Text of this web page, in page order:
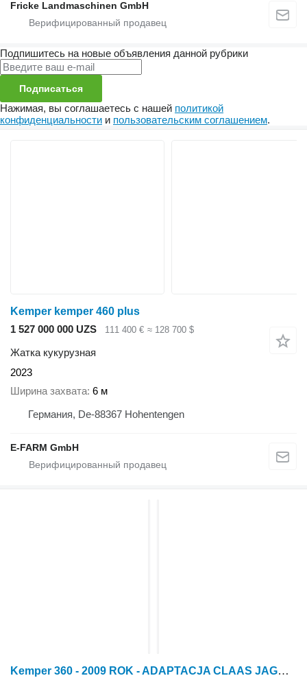
Fricke Landmaschinen GmbH
Подпишитесь на новые объявления данной рубрики
Подписаться
Нажимая, вы соглашаетесь с нашей политикой
конфиденциальности и пользовательским соглашением.
Kemper kemper 460 plus
1 527 000 000 UZS
111 400 € ≈ 128 700 $
Жатка кукурузная
2023
Ширина захвата 6 м
Германия, De-88367 Hohentengen
E-FARM GmbH
Kemper 360 - 2009 ROK - ADAPTACJA CLAAS JAGUAR